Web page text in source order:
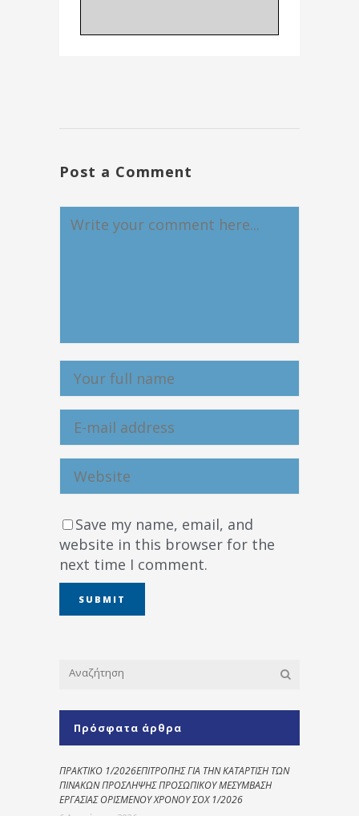
Post a Comment
Save my name, email, and
website in this browser for the
next time I comment.
Πρόσφατα άρθρα
ΠΡΑΚΤΙΚΟ 1/2026ΕΠΙΤΡΟΠΗΣ ΓΙΑ ΤΗΝ ΚΑΤΑΡΤΙΣΗ ΤΩΝ
ΠΙΝΑΚΩΝ ΠΡΟΣΛΗΨΗΣ ΠΡΟΣΩΠΙΚΟΥ ΜΕΣΥΜΒΑΣΗ
ΕΡΓΑΣΙΑΣ ΟΡΙΣΜΕΝΟΥ ΧΡΟΝΟΥ ΣΟΧ 1/2026